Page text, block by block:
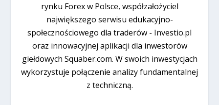
rynku Forex w Polsce, współzałożyciel
największego serwisu edukacyjno-
społecznościowego dla traderów - Investio.pl
oraz innowacyjnej aplikacji dla inwestorów
giełdowych Squaber.com. W swoich inwestycjach
wykorzystuje połączenie analizy fundamentalnej
z techniczną.